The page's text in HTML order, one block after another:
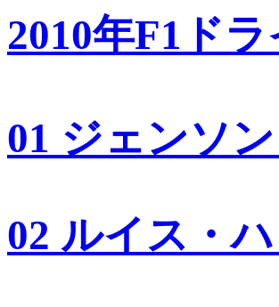
2010年F1ド
01 ジェンソ
02 ルイス・